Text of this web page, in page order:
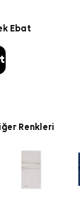
Ebat
Renkleri